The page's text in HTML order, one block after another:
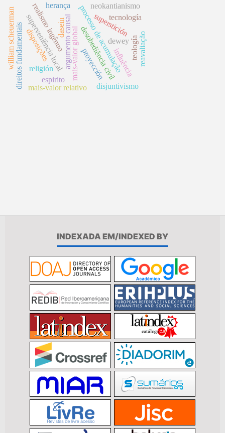
argumento causal superstición
proyección
processo de acumulação
mais-valor global
mais-valor relativo
superveniência local
disjuntivismo
religión
realismo ingênuo tecnología
dewey teología
direitos fundamentais espirito
influência
william scheuerman desobediência civil
neokantianismo
dasein
herança
reavaliação
disposições
INDEXADA EM/INDEXED BY